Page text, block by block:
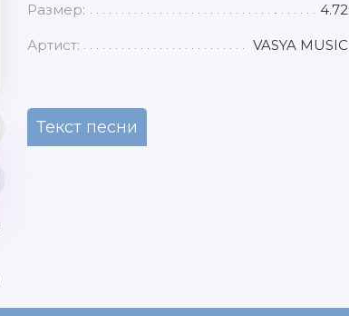
Размер: 4.72
Артист: VASYA MUSIC
Текст песни